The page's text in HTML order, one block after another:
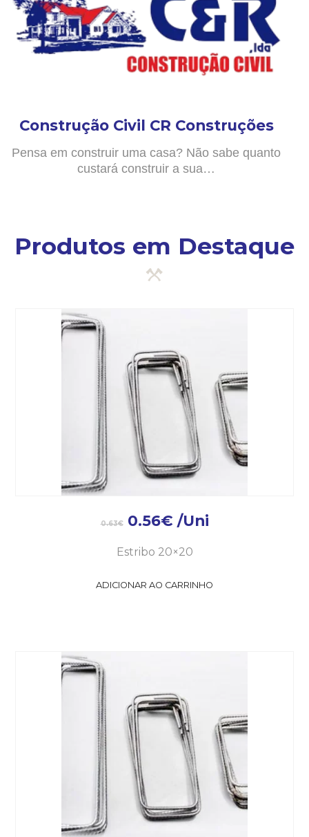
Construção Civil CR Construções
Pensa em construir uma casa? Não sabe quanto
custará construir a sua…
Produtos em Destaque
0.63€ 0.56€ /Uni
Estribo 20×20
ADICIONAR AO CARRINHO